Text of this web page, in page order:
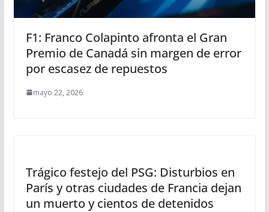
F1: Franco Colapinto afronta el Gran
Premio de Canadá sin margen de error
por escasez de repuestos
mayo 22, 2026
Trágico festejo del PSG: Disturbios en
París y otras ciudades de Francia dejan
un muerto y cientos de detenidos